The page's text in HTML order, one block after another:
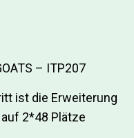
– ITP207
ist die Erweiterung
2*48 Plätze